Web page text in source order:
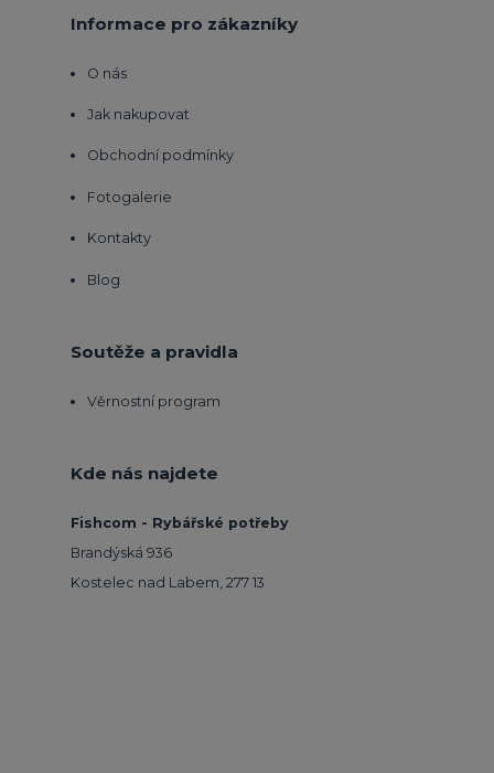
Informace pro zákazníky
O nás
Jak nakupovat
Obchodní podmínky
Fotogalerie
Kontakty
Blog
Soutěže a pravidla
Věrnostní program
Kde nás najdete
Fishcom - Rybářské potřeby
Brandýská 936
Kostelec nad Labem, 277 13